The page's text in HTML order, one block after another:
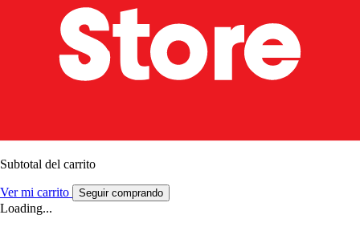
Subtotal del carrito
Ver mi carrito Seguir comprando
Loading...